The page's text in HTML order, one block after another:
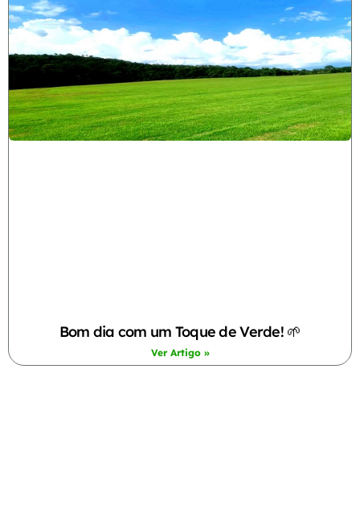
Bom dia com um Toque de Verde! 🌱
Ver Artigo »